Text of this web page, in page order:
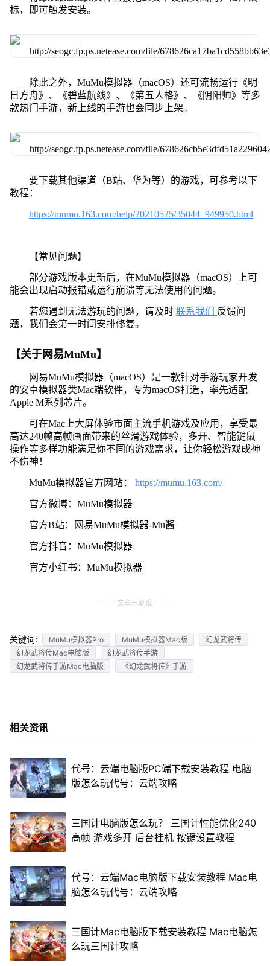
标，即可触发安装。
除此之外，MuMu模拟器（macOS）还可流畅运行《明
日方舟》、《碧蓝航线》、《第五人格》、《阴阳师》等多
款热门手游，新上线的手游也会同步上架。
要下载其他渠道（B站、华为等）的游戏，可参考以下
教程：
https://mumu.163.com/help/20210525/35044_949950.html
【常见问题】
部分游戏版本更新后，在MuMu模拟器（macOS）上可
能会出现启动报错或运行崩溃等无法使用的问题。
若您遇到无法游玩的问题，请及时 联系我们
反馈问
题，我们会第一时间安排修复。
【关于网易MuMu】
网易MuMu模拟器（macOS）是一款针对手游玩家开发
的安卓模拟器类Mac端软件，专为macOS打造，率先适配
Apple M系列芯片。
可在Mac上大屏体验市面主流手机游戏及应用，享受最
高达240帧高帧画面带来的丝滑游戏体验，多开、智能键鼠
操作等多样功能满足你不同的游戏需求，让你轻松游戏成神
不伤神！
MuMu模拟器官方网站： https://mumu.163.com/
官方微博：MuMu模拟器
官方B站：网易MuMu模拟器-Mu酱
官方抖音：MuMu模拟器
官方小红书：MuMu模拟器
文章已到底
关键词: MuMu模拟器Pro MuMu模拟器Mac版
幻龙武将传
幻龙武将传Mac电脑版
幻龙武将传手游
幻龙武将传手游Mac电脑版
《幻龙武将传》手游
相关资讯
代号：云端电脑版PC端下载安装教程 电脑
版怎么玩代号：云端攻略
三国计电脑版怎么玩？ 三国计性能优化240
高帧 游戏多开 后台挂机 按键设置教程
代号：云端Mac电脑版下载安装教程 Mac电
脑怎么玩代号：云端攻略
三国计Mac电脑版下载安装教程 Mac电脑怎
么玩三国计攻略